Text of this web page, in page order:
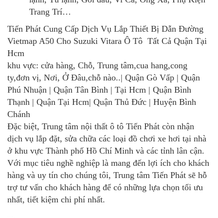
Trang Trí…
Tiến Phát Cung Cấp Dịch Vụ Lắp Thiết Bị Dẫn Đường
Vietmap A50 Cho Suzuki Vitara Ô Tô Tất Cả Quận Tại
Hcm
khu vực: cửa hàng, Chỗ, Trung tâm,cua hang,cong
ty,đơn vị, Nơi, Ở Đâu,chỗ nào..| Quận Gò Vấp | Quận
Phú Nhuận | Quận Tân Bình | Tại Hcm | Quận Bình
Thạnh | Quận Tại Hcm| Quận Thủ Đức | Huyện Bình
Chánh
Đặc biệt, Trung tâm nội thất ô tô Tiến Phát còn nhận
dịch vụ lắp đặt, sửa chữa các loại đồ chơi xe hơi tại nhà
ở khu vực Thành phố Hồ Chí Minh và các tỉnh lân cận.
Với mục tiêu nghề nghiệp là mang đến lợi ích cho khách
hàng và uy tín cho chúng tôi, Trung tâm Tiến Phát sẽ hỗ
trợ tư vấn cho khách hàng để có những lựa chọn tối ưu
nhất, tiết kiệm chi phí nhất.